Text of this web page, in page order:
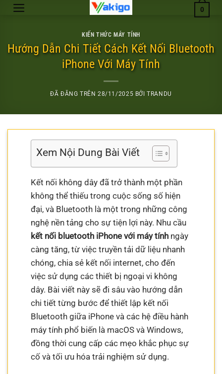
Chuyển
dung
0
KIẾN THỨC MÁY TÍNH
Hướng Dẫn Chi Tiết Cách Kết Nối Bluetooth
iPhone Với Máy Tính
ĐÃ ĐĂNG TRÊN28/11/2025 BỞITRANDU
Xem Nội Dung Bài Viết
Kết nối không dây đã trở thành một phần
không thể thiếu trong cuộc sống số hiện
đại, và Bluetooth là một trong những công
nghệ nền tảng cho sự tiện lợi này. Nhu cầu
kết nối bluetooth iPhone với máy tính ngày
càng tăng, từ việc truyền tải dữ liệu nhanh
chóng, chia sẻ kết nối internet, cho đến
việc sử dụng các thiết bị ngoại vi không
dây. Bài viết này sẽ đi sâu vào hướng dẫn
chi tiết từng bước để thiết lập kết nối
Bluetooth giữa iPhone và các hệ điều hành
máy tính phổ biến là macOS và Windows,
đồng thời cung cấp các mẹo khắc phục sự
cố và tối ưu hóa trải nghiệm sử dụng.